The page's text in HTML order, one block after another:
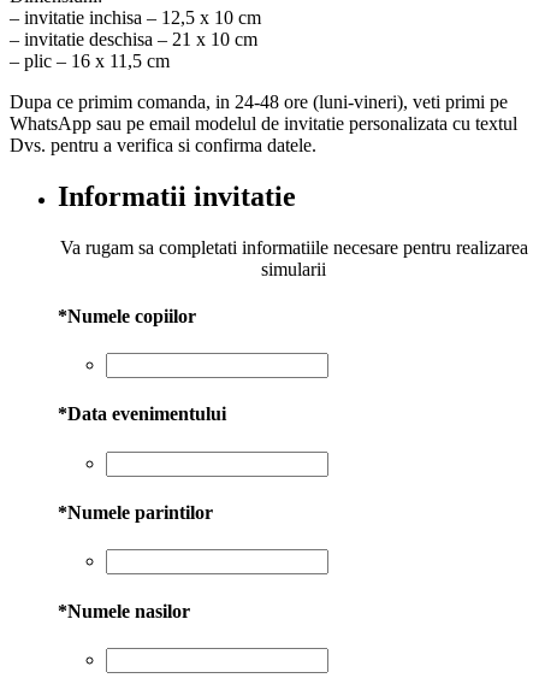
– invitatie inchisa – 12,5 x 10 cm
– invitatie deschisa – 21 x 10 cm
– plic – 16 x 11,5 cm
Dupa ce primim comanda, in 24-48 ore (luni-vineri), veti primi pe
WhatsApp sau pe email modelul de invitatie personalizata cu textul
Dvs. pentru a verifica si confirma datele.
Informatii invitatie
Va rugam sa completati informatiile necesare pentru realizarea
simularii
*Numele copiilor
*Data evenimentului
*Numele parintilor
*Numele nasilor